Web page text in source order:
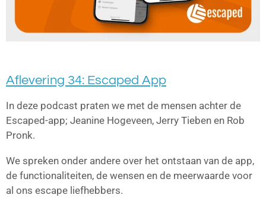
Aflevering 34: Escaped App
In deze podcast praten we met de mensen achter de
Escaped-app; Jeanine Hogeveen, Jerry Tieben en Rob
Pronk.
We spreken onder andere over het ontstaan van de app,
de functionaliteiten, de wensen en de meerwaarde voor
al ons escape liefhebbers.